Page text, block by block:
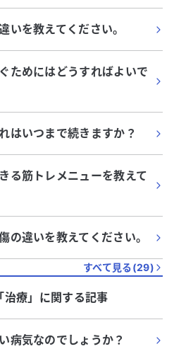
いを教えてください。
ためにはどうすればよいで
はいつまで続きますか？
る筋トレメニューを教えて
の違いを教えてください。
すべて見る(29)
治療」に関する記事
病気なのでしょうか？